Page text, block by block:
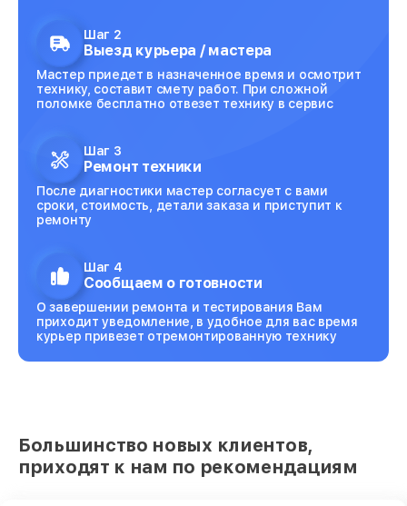
Шаг 2
Выезд курьера / мастера
Мастер приедет в назначенное время и осмотрит
технику, составит смету работ. При сложной
поломке бесплатно отвезет технику в сервис
Шаг 3
Ремонт техники
После диагностики мастер согласует с вами
сроки, стоимость, детали заказа и приступит к
ремонту
Шаг 4
Сообщаем о готовности
О завершении ремонта и тестирования Вам
приходит уведомление, в удобное для вас время
курьер привезет отремонтированную технику
Большинство новых клиентов,
приходят к нам по рекомендациям